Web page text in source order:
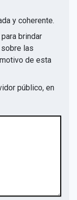
y coherente.
brindar
las
de esta
público, en